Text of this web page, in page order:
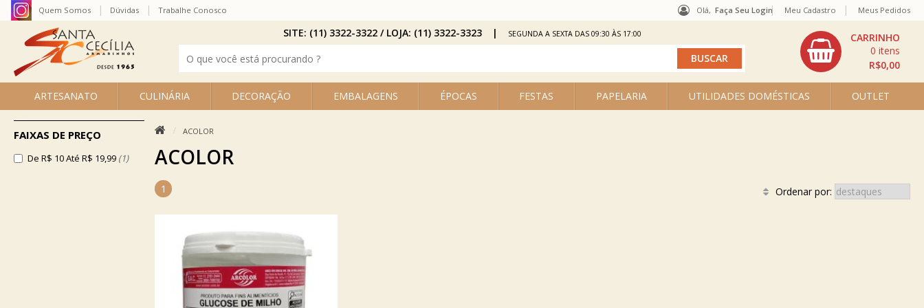
Olá, Faça Seu Login
ARTESANATO CULINÁRIA DECORAÇÃO EMBALAGENS ÉPOCAS FESTAS PAPELARIA UTILIDADES DOMÉSTICAS OUTLET
R$0,00
0
Quem Somos Dúvidas Trabalhe Conosco Meu Cadastro Meus Pedidos
SITE: (11) 3322-3322 / LOJA: (11) 3322-3323 SEGUNDA A SEXTA DAS 09:30 ÀS 17:00
FAIXAS DE PREÇO
De R$ 10 Até R$ 19,99 (1)
ACOLOR
ACOLOR
Ordenar por:
1